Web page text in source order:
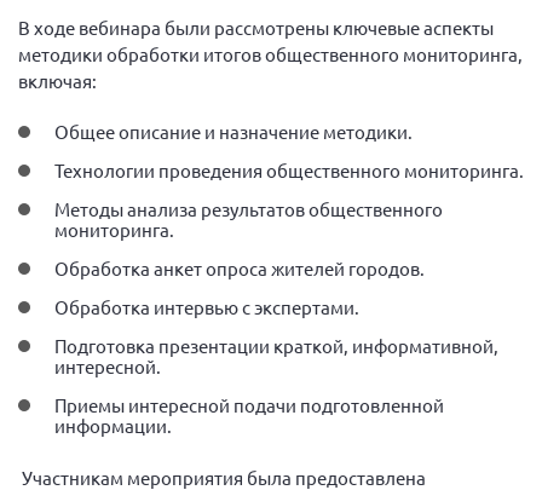
Липецкая область
Ленинградская область
г. Москва
Московская область
Мурманская область
Нижегородская область
Новгородская область
Новосибирская область
Омская область
Оренбургская область
Пензенская область
Республика Башкортостан
В ходе вебинара были рассмотрены ключевые аспекты
методики обработки итогов общественного мониторинга,
включая:
Общее описание и назначение методики.
Технологии проведения общественного мониторинга.
Методы анализа результатов общественного
мониторинга.
Обработка анкет опроса жителей городов.
Обработка интервью с экспертами.
Подготовка презентации краткой, информативной,
интересной.
Приемы интересной подачи подготовленной
информации.
Участникам мероприятия была предоставлена